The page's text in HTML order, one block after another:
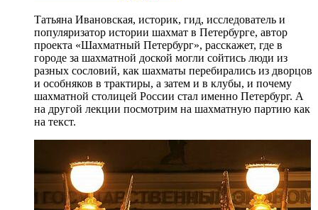
Татьяна Ивановская, историк, гид, исследователь и
популяризатор истории шахмат в Петербурге, автор
проекта «Шахматный Петербург», расскажет, где в
городе за шахматной доской могли сойтись люди из
разных сословий, как шахматы перебирались из дворцов
и особняков в трактиры, а затем и в клубы, и почему
шахматной столицей России стал именно Петербург. А
на другой лекции посмотрим на шахматную партию как
на текст.